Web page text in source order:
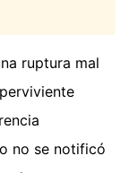
ruptura mal
no se notificó